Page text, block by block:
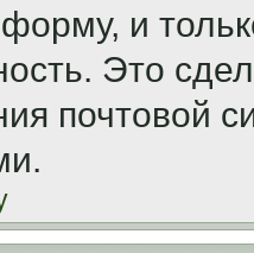
и
Это
почтовой